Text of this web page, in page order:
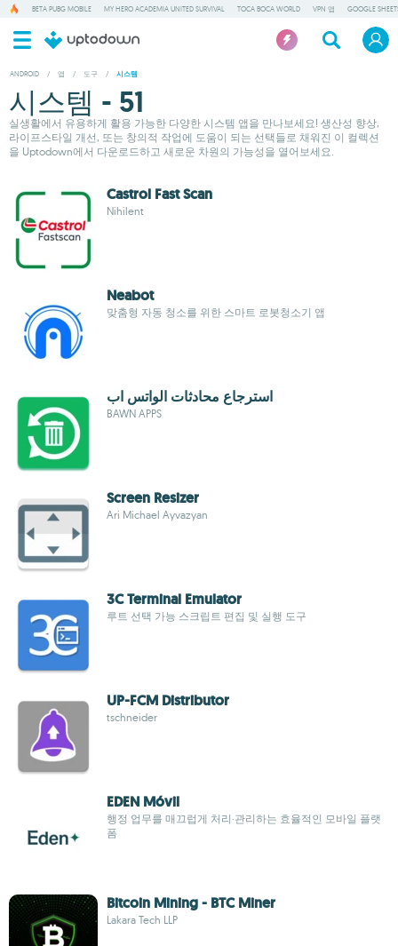
BETA PUBG MOBILE MY HERO ACADEMIA UNITED SURVIVAL TOCA BOCA WORLD VPN 앱 GOOGLE
ANDROID / 앱 / 도구 / 시스템
시스템 - 51
실생활에서 유용하게 활용 가능한 다양한 시스템 앱을 만나보세요! 생산성 향상,
라이프스타일 개선, 또는 창의적 작업에 도움이 되는 선택들로 채워진 이 컬렉션
을 Uptodown에서 다운로드하고 새로운 차원의 가능성을 열어보세요.
Castrol Fast Scan
Nihilent
Neabot
맞춤형 자동 청소를 위한 스마트 로봇청소기 앱
استرجاع محادثات الواتس اب
BAWN APPS
Screen Resizer
Ari Michael Ayvazyan
3C Terminal Emulator
루트 선택 가능 스크립트 편집 및 실행 도구
UP-FCM Distributor
tschneider
EDEN Móvil
행정 업무를 매끄럽게 처리·관리하는 효율적인 모바일 플랫
폼
Bitcoin Mining - BTC Miner
Lakara Tech LLP